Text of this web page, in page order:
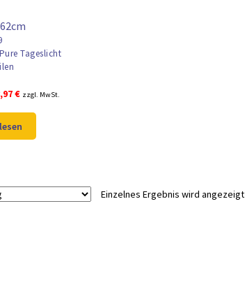
Tageslicht
€
€Aktueller
ist:
78,97 €.
zzgl. MwSt.
Einzelnes Ergebnis wird angezeigt